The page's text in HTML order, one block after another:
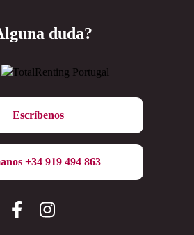
duda?
Escríbenos
+34 919 494 863